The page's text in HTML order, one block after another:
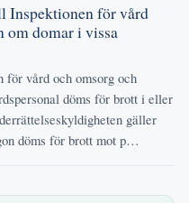
Inspektionen för vård
om domar i vissa
för vård och omsorg och
döms för brott i eller
gäller
döms för brott mot p…